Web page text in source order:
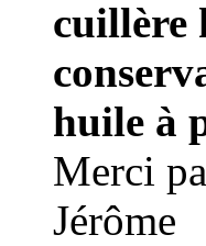
cuillère
huile à
Merci
Jérôme